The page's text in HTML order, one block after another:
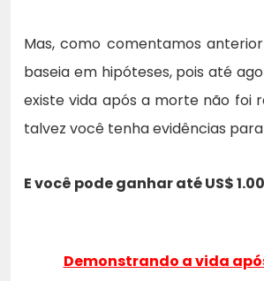
Mas, como comentamos
baseia em hipóteses, pois até
existe vida após a morte não foi
talvez você tenha evidências
E você pode ganhar até US$
Demonstrando a vida